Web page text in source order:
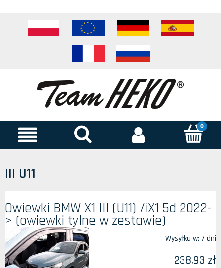
III U11
Owiewki BMW X1 III (U11) /iX1 5d 2022-
> (owiewki tylne w zestawie)
Wysyłka w: 7 dni
238,93 zł